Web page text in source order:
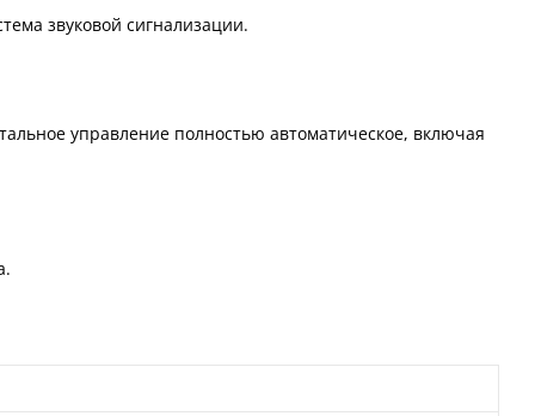
звуковой сигнализации.
управление полностью автоматическое, включая